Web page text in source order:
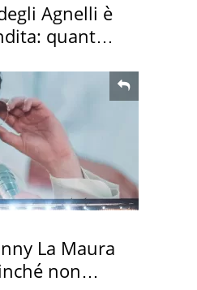
Agnelli è
quanto
La Maura
non